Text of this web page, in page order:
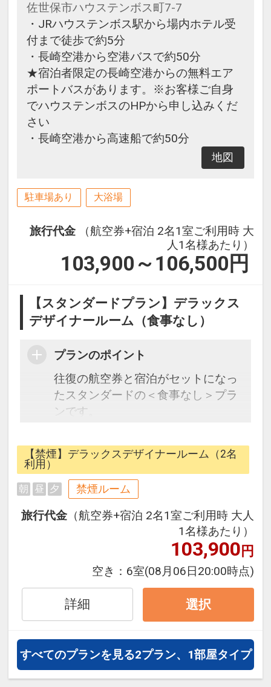
佐世保市ハウステンボス町7-7
・JRハウステンボス駅から場内ホテル受
付まで徒歩で約5分
・長崎空港から空港バスで約50分
★宿泊者限定の長崎空港からの無料エア
ポートバスがあります。※お客様ご自身
でハウステンボスのHPから申し込みくだ
さい
・長崎空港から高速船で約50分
地図
駐車場あり 大浴場
旅行代金
（航空券+宿泊 2名1室ご利用時 大
人1名様あたり）
103,900～106,500 円
【スタンダードプラン】デラックス
デザイナールーム（食事なし）
プランのポイント
往復の航空券と宿泊がセットになっ
たスタンダードの＜食事なし＞プラ
ンです。
【ホテルの魅力】
■オフィシャルホテルの中で唯一テ
ーマパークの「街の中（有料エリア
内）」に位置するホテルです。
■パークのほぼ中心「アムステルダ
ムシティ」にあるため、疲れたらす
ぐに部屋に戻って仮眠や休憩ができ
■24時間いつでも散策可能です。閉
園後の誰もいないイルミネーション
や、朝の済んだ空気の中での早朝散
歩を独り占めできます。
■チェックイン時にご到着当日の入
場パスポートのご提示で、2日目以
降の滞在日数分のパスポートをお1
【禁煙】デラックスデザイナールーム（2名
利用）
朝 昼 夕 禁煙ルーム
旅行代金 （航空券+宿泊 2名1室ご利用時 大人
1名様あたり）
103,900円
空き： 6室(08月06日20:00時点)
詳細 選択
すべてのプランを見る2プラン、1部屋タイプ